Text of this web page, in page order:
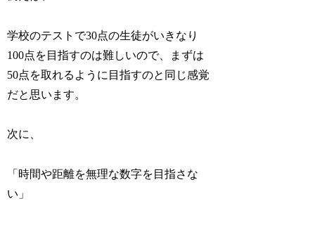
学校のテストで30点の生徒がいきなり
100点を目指すのは難しいので、まずは
50点を取れるように目指すのと同じ感覚
だと思います。
次に、
「時間や距離を無理な数字を目指さな
い」